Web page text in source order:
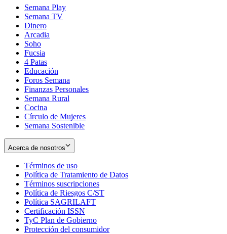
Semana Play
Semana TV
Dinero
Arcadia
Soho
in
new
window
Fucsia
in
new
window
4 Patas
Educación
Foros Semana
Finanzas Personales
Semana Rural
Cocina
Círculo de Mujeres
Semana Sostenible
Acerca de nosotros
Términos de uso
in
new
window
Política de Tratamiento de Datos
Términos suscripciones
in
Política de Riesgos C/ST
Política SAGRILAFT
new
window
Certificación ISSN
in
new
TyC Plan de Gobierno
in
Protección del consumidorOpens